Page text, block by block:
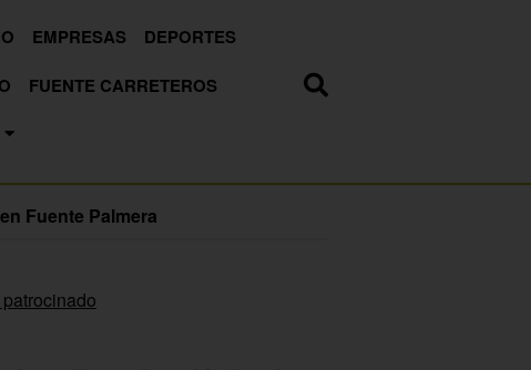
EMPRESAS
DEPORTES
FUENTE CARRETEROS
Fuente Palmera